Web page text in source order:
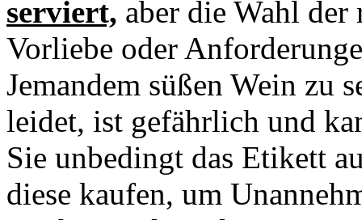
serviert, aber die Wahl
Vorliebe oder
Jemandem süßen Wein zu
leidet, ist gefährlich und
Sie unbedingt das Etikett
diese kaufen, um